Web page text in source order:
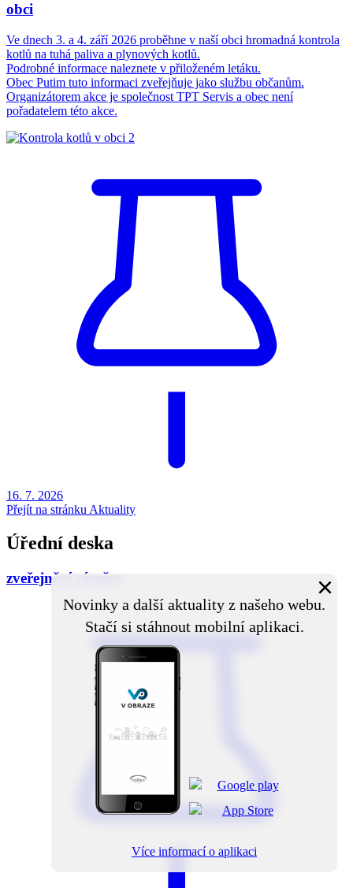
obci
Ve dnech 3. a 4. září 2026 proběhne v naší obci hromadná kontrola
kotlů na tuhá paliva a plynových kotlů.
Podrobné informace naleznete v přiloženém letáku.
Obec Putim tuto informaci zveřejňuje jako službu občanům.
Organizátorem akce je společnost TPT Servis a obec není
pořadatelem této akce.
16. 7. 2026
Přejít na stránku Aktuality
Úřední deska
zveřejnění záměru
Novinky a další aktuality z našeho webu.
Stačí si stáhnout mobilní aplikaci.
×
Více informací o aplikaci